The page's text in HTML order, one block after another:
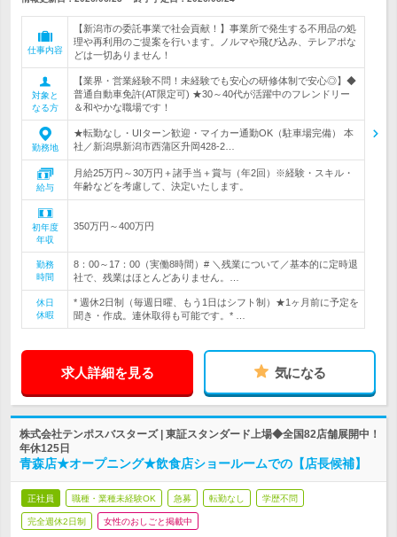
仕事内容
【新潟市の委託事業で社会貢献！】事業所で発生する不用品の処
理や再利用のご提案を行います。ノルマや飛び込み、テレアポな
どは一切ありません！
対象と
なる方
【業界・営業経験不問！未経験でも安心の研修体制で安心◎】◆
普通自動車免許(AT限定可) ★30～40代が活躍中のフレンドリー
＆和やかな職場です！
勤務地
★転勤なし・UIターン歓迎・マイカー通勤OK（駐車場完備） 本
社／新潟県新潟市西蒲区升岡428-2…
給与
月給25万円～30万円＋諸手当＋賞与（年2回）※経験・スキル・
年齢などを考慮して、決定いたします。
初年度
年収
350万円～400万円
勤務
時間
8：00～17：00（実働8時間）# ＼残業について／基本的に定時退
社で、残業はほとんどありません。…
休日
休暇
* 週休2日制（毎週日曜、もう1日はシフト制）★1ヶ月前に予定を
聞き・作成。連休取得も可能です。* …
求人詳細を見る 気になる
株式会社テンポスバスターズ | 東証スタンダード上場◆全国82店舗展開中！
年休125日
青森店★オープニング★飲食店ショールームでの【店長候補】
正社員 職種・業種未経験OK 急募 転勤なし 学歴不問
完全週休2日制 女性のおしごと掲載中